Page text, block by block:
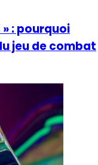
: pourquoi
jeu de combat